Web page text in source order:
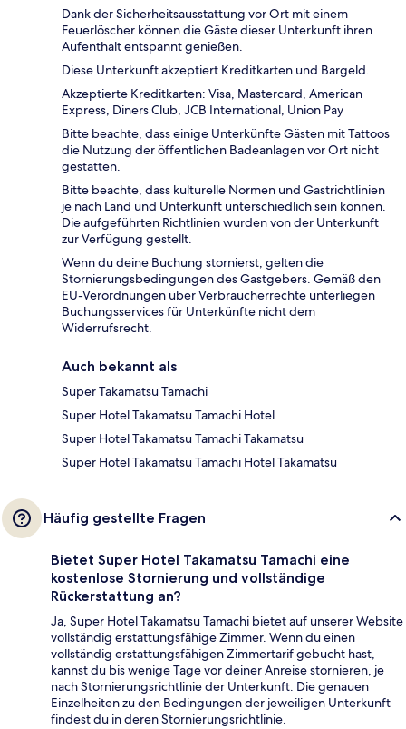
Dank der Sicherheitsausstattung vor Ort mit einem
Feuerlöscher können die Gäste dieser Unterkunft ihren
Aufenthalt entspannt genießen.
Diese Unterkunft akzeptiert Kreditkarten und Bargeld.
Akzeptierte Kreditkarten: Visa, Mastercard, American
Express, Diners Club, JCB International, Union Pay
Bitte beachte, dass einige Unterkünfte Gästen mit Tattoos
die Nutzung der öffentlichen Badeanlagen vor Ort nicht
gestatten.
Bitte beachte, dass kulturelle Normen und Gastrichtlinien
je nach Land und Unterkunft unterschiedlich sein können.
Die aufgeführten Richtlinien wurden von der Unterkunft
zur Verfügung gestellt.
Wenn du deine Buchung stornierst, gelten die
Stornierungsbedingungen des Gastgebers. Gemäß den
EU-Verordnungen über Verbraucherrechte unterliegen
Buchungsservices für Unterkünfte nicht dem
Widerrufsrecht.
Auch bekannt als
Super Takamatsu Tamachi
Super Hotel Takamatsu Tamachi Hotel
Super Hotel Takamatsu Tamachi Takamatsu
Super Hotel Takamatsu Tamachi Hotel Takamatsu
Häufig gestellte Fragen
Bietet Super Hotel Takamatsu Tamachi eine
kostenlose Stornierung und vollständige
Rückerstattung an?
Ja, Super Hotel Takamatsu Tamachi bietet auf unserer Website
vollständig erstattungsfähige Zimmer. Wenn du einen
vollständig erstattungsfähigen Zimmertarif gebucht hast,
kannst du bis wenige Tage vor deiner Anreise stornieren, je
nach Stornierungsrichtlinie der Unterkunft. Die genauen
Einzelheiten zu den Bedingungen der jeweiligen Unterkunft
findest du in deren Stornierungsrichtlinie.